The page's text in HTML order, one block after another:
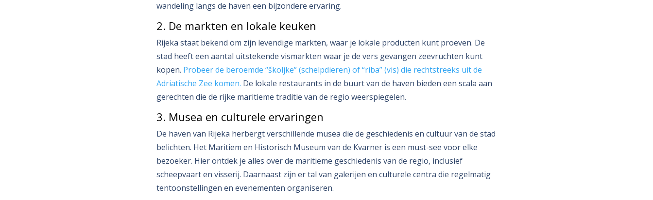
wandeling langs de haven een bijzondere ervaring.
2. De markten en lokale keuken
Rijeka staat bekend om zijn levendige markten, waar je lokale producten kunt proeven. De
stad heeft een aantal uitstekende vismarkten waar je de vers gevangen zeevruchten kunt
kopen. Probeer de beroemde “školjke” (schelpdieren) of “riba” (vis) die rechtstreeks uit de
Adriatische Zee komen. De lokale restaurants in de buurt van de haven bieden een scala aan
gerechten die de rijke maritieme traditie van de regio weerspiegelen.
3. Musea en culturele ervaringen
De haven van Rijeka herbergt verschillende musea die de geschiedenis en cultuur van de stad
belichten. Het Maritiem en Historisch Museum van de Kvarner is een must-see voor elke
bezoeker. Hier ontdek je alles over de maritieme geschiedenis van de regio, inclusief
scheepvaart en visserij. Daarnaast zijn er tal van galerijen en culturele centra die regelmatig
tentoonstellingen en evenementen organiseren.